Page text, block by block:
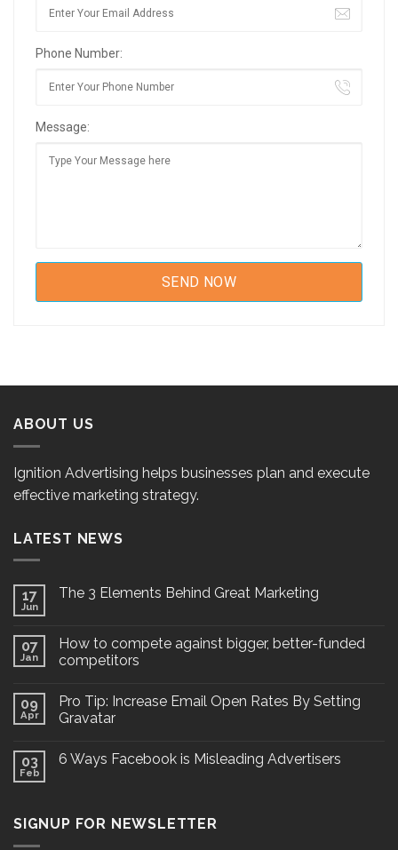
Phone Number:
Message:
ABOUT US
Ignition Advertising helps businesses plan and execute
effective marketing strategy.
LATEST NEWS
17
Jun
The 3 Elements Behind Great Marketing
07
Jan
How to compete against bigger, better-funded
competitors
09
Apr
Pro Tip: Increase Email Open Rates By Setting
Gravatar
03
Feb
6 Ways Facebook is Misleading Advertisers
SIGNUP FOR NEWSLETTER